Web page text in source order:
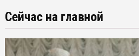
Сейчас на главной